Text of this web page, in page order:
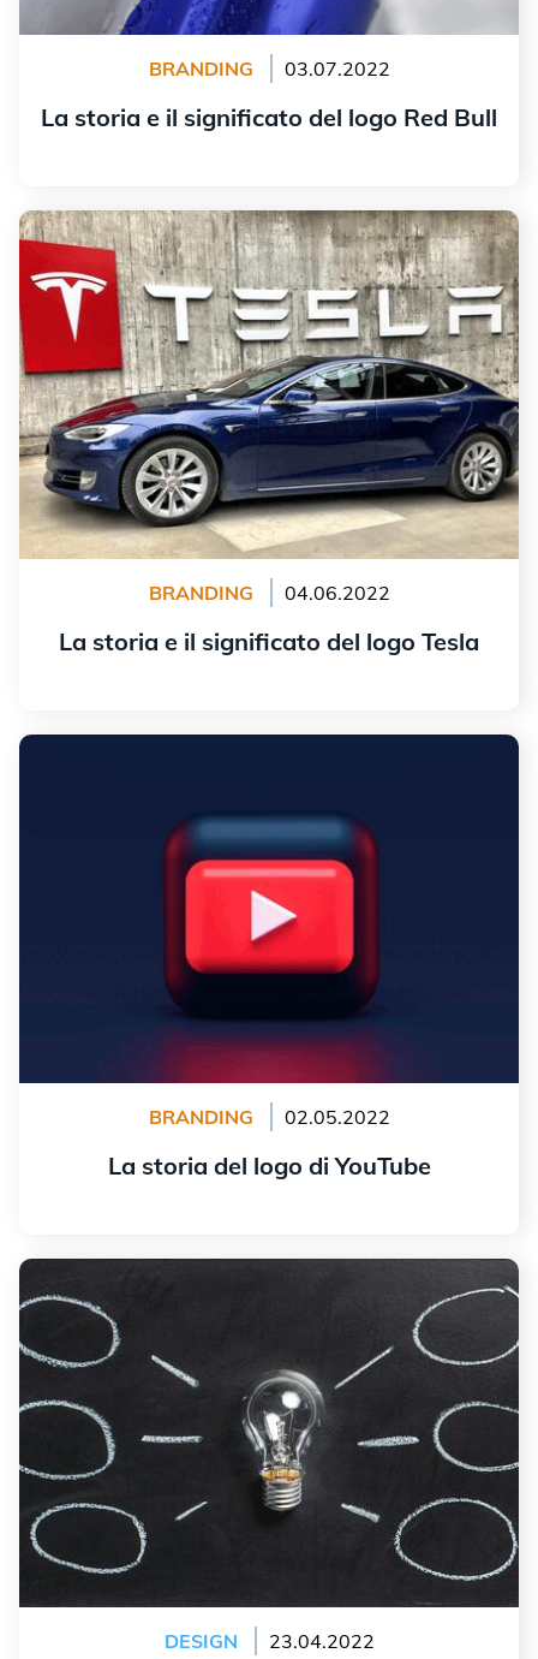
BRANDING 03.07.2022
La storia e il significato del logo Red Bull
BRANDING 04.06.2022
La storia e il significato del logo Tesla
La storia e il significato del logo Tesla
BRANDING 02.05.2022
La storia del logo di YouTube
DESIGN 23.04.2022